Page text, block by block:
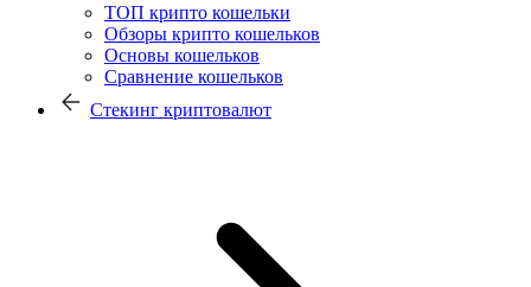
ТОП крипто кошельки
Обзоры крипто кошельков
Основы кошельков
Сравнение кошельков
Стекинг криптовалют